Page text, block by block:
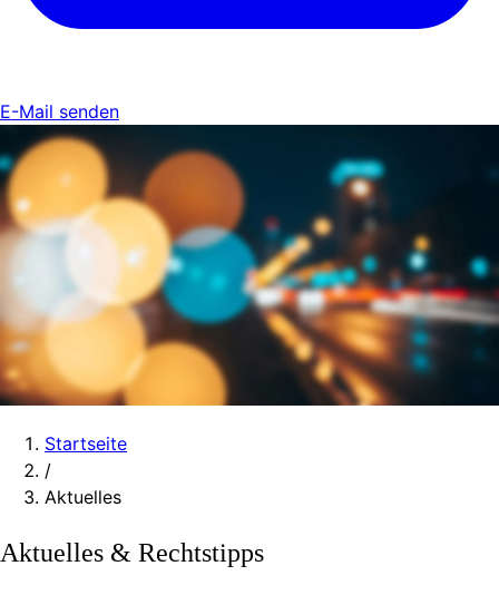
E-Mail senden
Startseite
/
Aktuelles
Aktuelles & Rechtstipps